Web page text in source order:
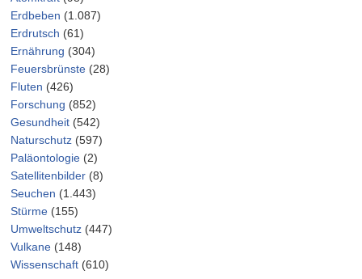
Erdbeben (1.087)
Erdrutsch (61)
Ernährung (304)
Feuersbrünste (28)
Fluten (426)
Forschung (852)
Gesundheit (542)
Naturschutz (597)
Paläontologie (2)
Satellitenbilder (8)
Seuchen (1.443)
Stürme (155)
Umweltschutz (447)
Vulkane (148)
Wissenschaft (610)